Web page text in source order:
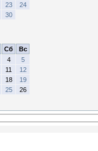
23
24
30
Сб
Вс
4
5
11
12
18
19
25
26